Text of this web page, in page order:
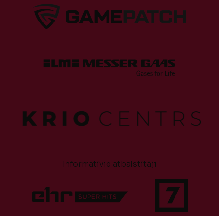
Informatīvie atbalstītāji